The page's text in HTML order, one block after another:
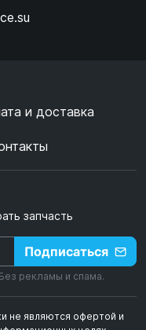
и доставка
запчасть
Подписаться
рекламы и спама.
не являются офертой и